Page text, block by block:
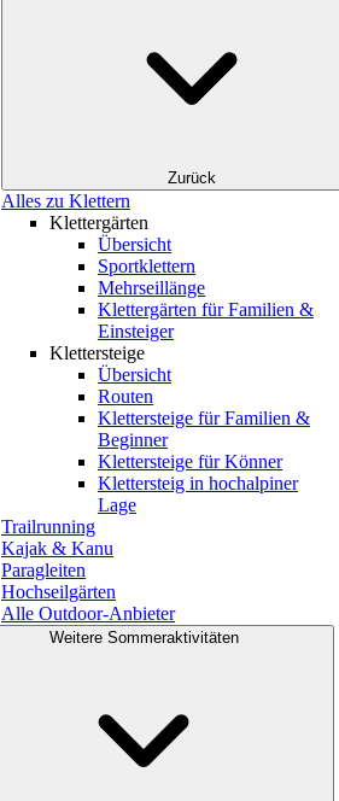
Zurück
Alles zu Klettern
Klettergärten
Übersicht
Sportklettern
Mehrseillänge
Klettergärten für Familien &
Einsteiger
Klettersteige
Übersicht
Routen
Klettersteige für Familien &
Beginner
Klettersteige für Könner
Klettersteig in hochalpiner
Lage
Trailrunning
Kajak & Kanu
Paragleiten
Hochseilgärten
Alle Outdoor-Anbieter
Weitere Sommeraktivitäten